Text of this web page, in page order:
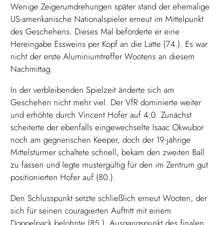
Wenige Zeigerumdrehungen später stand der ehemalige
US-amerikanische Nationalspieler erneut im Mittelpunkt
des Geschehens. Dieses Mal beförderte er eine
Hereingabe Essweins per Kopf an die Latte (74.). Es war
nicht der erste Aluminiumtreffer Wootens an diesem
Nachmittag.
In der verbleibenden Spielzeit änderte sich am
Geschehen nicht mehr viel. Der VfR dominierte weiter
und erhöhte durch Vincent Hofer auf 4:0. Zunächst
scheiterte der ebenfalls eingewechselte Isaac Okwubor
noch am gegnerischen Keeper, doch der 19-jährige
Mittelstürmer schaltete schnell, bekam den zweiten Ball
zu fassen und legte mustergültig für den im Zentrum gut
positionierten Hofer auf (80.).
Den Schlusspunkt setzte schließlich erneut Wooten, der
sich für seinen couragierten Auftritt mit einem